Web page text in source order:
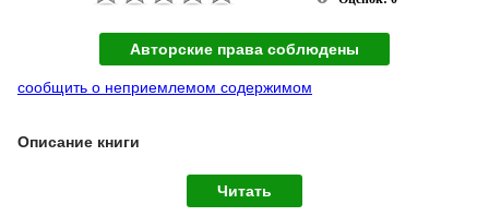
Авторские права соблюдены
сообщить о неприемлемом содержимом
Описание книги
Читать